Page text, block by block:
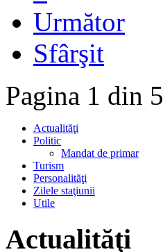
Următor
Sfârşit
Pagina 1 din 5
Actualităţi
Politic
Mandat de primar
Turism
Personalităţi
Zilele staţiunii
Utile
Actualităţi